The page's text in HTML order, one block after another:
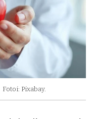
Fotoi: Pixabay.